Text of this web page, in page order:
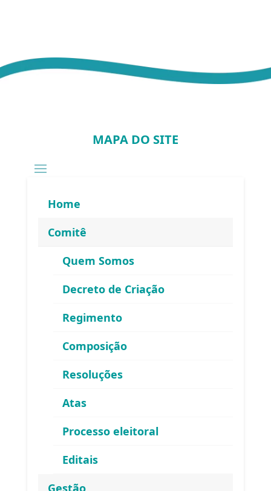
MAPA DO SITE
Home
Comitê
Quem Somos
Decreto de Criação
Regimento
Composição
Resoluções
Atas
Processo eleitoral
Editais
Gestão
ENDEREÇO
Atendimento ao Público / Correspondências
Fazenda Caxias – Seropédica/RJ – CEP 23895-265